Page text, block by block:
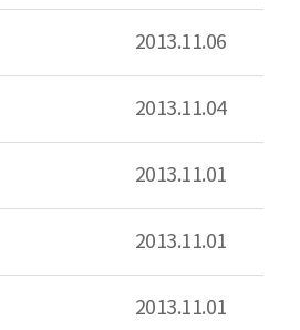
2013.11.06
2013.11.04
2013.11.01
2013.11.01
2013.11.01